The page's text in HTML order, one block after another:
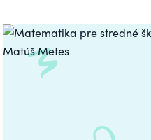
Carousel